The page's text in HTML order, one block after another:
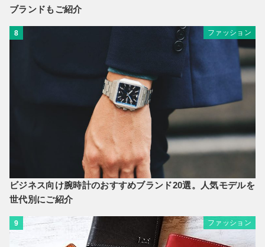
ブランドもご紹介
8 ファッション
ビジネス向け腕時計のおすすめブランド20選。人気モデルを
世代別にご紹介
9 ファッション